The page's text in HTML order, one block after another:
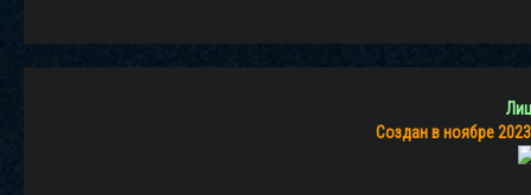
Создан в ноябре